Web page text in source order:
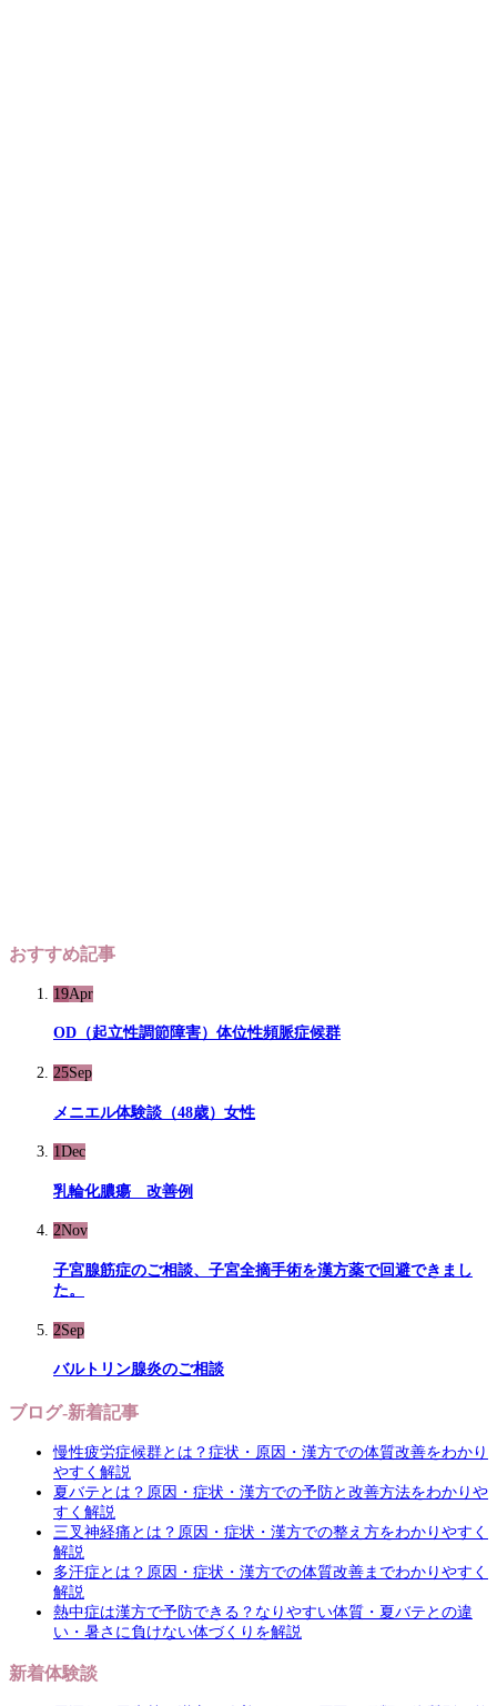
おすすめ記事
19Apr
OD（起立性調節障害）体位性頻脈症候群
25Sep
メニエル体験談（48歳）女性
1Dec
乳輪化膿瘍 改善例
2Nov
子宮腺筋症のご相談、子宮全摘手術を漢方薬で回避できまし
た。
2Sep
バルトリン腺炎のご相談
ブログ-新着記事
慢性疲労症候群とは？症状・原因・漢方での体質改善をわかり
やすく解説
夏バテとは？原因・症状・漢方での予防と改善方法をわかりや
すく解説
三叉神経痛とは？原因・症状・漢方での整え方をわかりやすく
解説
多汗症とは？原因・症状・漢方での体質改善までわかりやすく
解説
熱中症は漢方で予防できる？なりやすい体質・夏バテとの違
い・暑さに負けない体づくりを解説
新着体験談